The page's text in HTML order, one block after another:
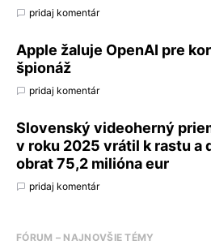
pridaj komentár
Apple žaluje OpenAI pre
špionáž
pridaj komentár
Slovenský videoherný
v roku 2025 vrátil k rastu a
obrat 75,2 milióna eur
pridaj komentár
FÓRUM – NAJNOVŠIE TÉMY